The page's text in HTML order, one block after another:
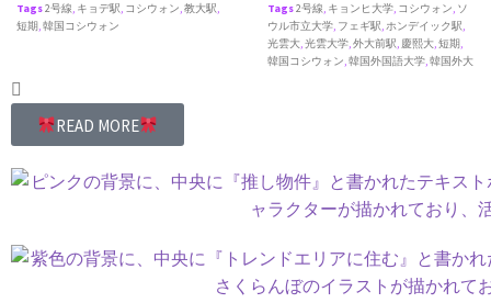
Tags2号線, キョデ駅, コシウォン,教大駅,
短期,韓国コシウォン
Tags2号線, キョンヒ大学, コシウォン, ソ
ウル市立大学, フェギ駅,ホンデイック駅,
光雲大,光雲大学,外大前駅, 慶熙大,短期,
韓国コシウォン,韓国外国語大学,韓国外大
READ MORE